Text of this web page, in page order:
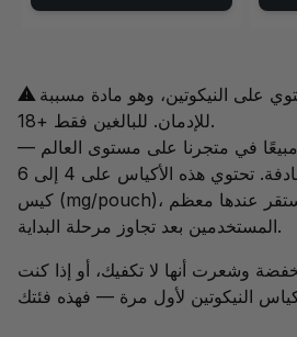
على النيكوتين، وهو مادة مسببة
للإدمان. للبالغين فقط +18.
مبيعًا في متجرنا على مستوى العالم —
وليس هذا مصادفة. تحتوي هذه الأكياس على 4 إلى 6 mg لكل
كيس (mg/pouch)، وهي النقطة التي يستقر عندها معظم
المستخدمين بعد تجاوز مرحلة البداية.
وشعرت أنها لا تكفيك، أو إذا كنت